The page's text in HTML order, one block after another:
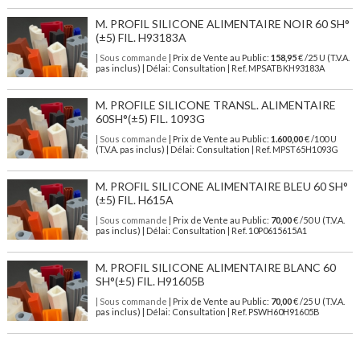
M. PROFIL SILICONE ALIMENTAIRE NOIR 60 SH°
(±5) FIL. H93183A
| Sous commande | Prix de Vente au Public: 158,95€ /25 U (T.V.A.
pas inclus) | Délai: Consultation | Ref. MPSATBKH93183A
M. PROFILE SILICONE TRANSL. ALIMENTAIRE
60SH°(±5) FIL. 1093G
| Sous commande | Prix de Vente au Public: 1.600,00€ /100 U
(T.V.A. pas inclus) | Délai: Consultation | Ref. MPST65H1093G
M. PROFIL SILICONE ALIMENTAIRE BLEU 60 SH°
(±5) FIL. H615A
| Sous commande | Prix de Vente au Public: 70,00€ /50 U (T.V.A.
pas inclus) | Délai: Consultation | Ref. 10P0615615A1
M. PROFIL SILICONE ALIMENTAIRE BLANC 60
SH°(±5) FIL. H91605B
| Sous commande | Prix de Vente au Public: 70,00€ /25 U (T.V.A.
pas inclus) | Délai: Consultation | Ref. PSWH60H91605B